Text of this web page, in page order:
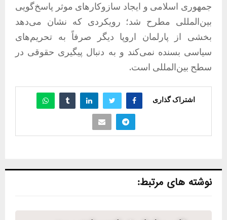
جمهوری اسلامی و ایجاد سازوکارهای موثر پاسخ‌گویی
بین‌المللی مطرح شد؛ رویکردی که نشان می‌دهد
بخشی از پارلمان اروپا دیگر صرفاً به تحریم‌های
سیاسی بسنده نمی‌کند و به دنبال پیگیری حقوقی در
سطح بین‌المللی است.
اشتراک گذاری
نوشته های مرتبط: